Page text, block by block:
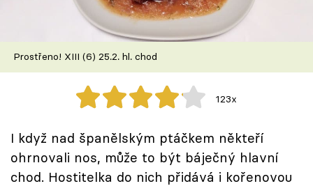
Recepty z TV
Speciál: Cuketa
Těhotnej kuchař
Přihlášení
Prostřeno! XIII (6) 25.2. hl. chod
123x
I když nad španělským ptáčkem někteří
ohrnovali nos, může to být báječný hlavní
chod. Hostitelka do nich přidává i kořenovou